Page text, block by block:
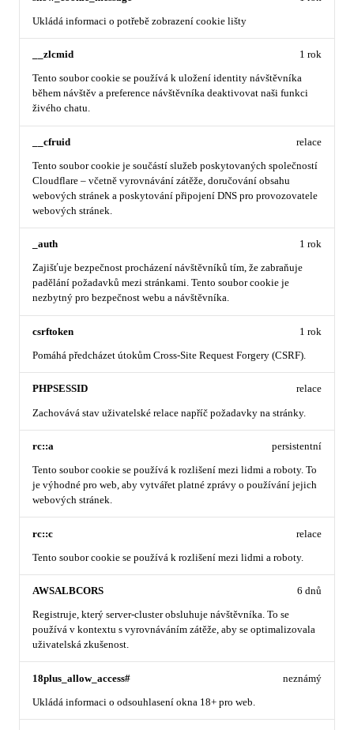
Ukládá informaci o potřebě zobrazení cookie lišty
__zlcmid
Tento soubor cookie se používá k uložení identity návštěvníka
během návštěv a preference návštěvníka deaktivovat naši funkci
živého chatu.
1 rok
__cfruid
Tento soubor cookie je součástí služeb poskytovaných společností
Cloudflare – včetně vyrovnávání zátěže, doručování obsahu
webových stránek a poskytování připojení DNS pro provozovatele
webových stránek.
relace
_auth
Zajišťuje bezpečnost procházení návštěvníků tím, že zabraňuje
padělání požadavků mezi stránkami. Tento soubor cookie je
nezbytný pro bezpečnost webu a návštěvníka.
1 rok
csrftoken
Pomáhá předcházet útokům Cross-Site Request Forgery (CSRF).
1 rok
PHPSESSID
Zachovává stav uživatelské relace napříč požadavky na stránky.
relace
rc::a
Tento soubor cookie se používá k rozlišení mezi lidmi a roboty. To
je výhodné pro web, aby vytvářet platné zprávy o používání jejich
webových stránek.
persistentní
rc::c
Tento soubor cookie se používá k rozlišení mezi lidmi a roboty.
relace
AWSALBCORS
Registruje, který server-cluster obsluhuje návštěvníka. To se
používá v kontextu s vyrovnáváním zátěže, aby se optimalizovala
uživatelská zkušenost.
6 dnů
18plus_allow_access#
Ukládá informaci o odsouhlasení okna 18+ pro web.
neznámý